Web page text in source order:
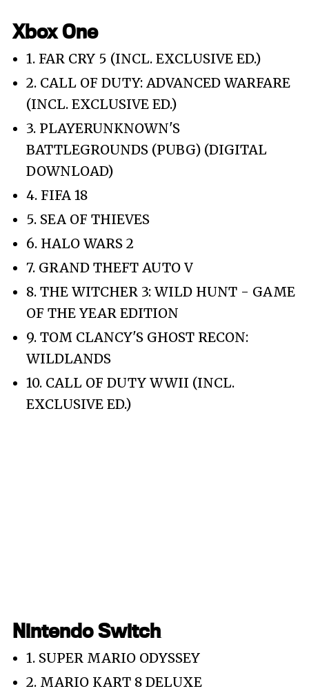
Xbox One
1. FAR CRY 5 (INCL. EXCLUSIVE ED.)
2. CALL OF DUTY: ADVANCED WARFARE
(INCL. EXCLUSIVE ED.)
3. PLAYERUNKNOWN'S
BATTLEGROUNDS (PUBG) (DIGITAL
DOWNLOAD)
4. FIFA 18
5. SEA OF THIEVES
6. HALO WARS 2
7. GRAND THEFT AUTO V
8. THE WITCHER 3: WILD HUNT - GAME
OF THE YEAR EDITION
9. TOM CLANCY'S GHOST RECON:
WILDLANDS
10. CALL OF DUTY WWII (INCL.
EXCLUSIVE ED.)
Nintendo Switch
1. SUPER MARIO ODYSSEY
2. MARIO KART 8 DELUXE